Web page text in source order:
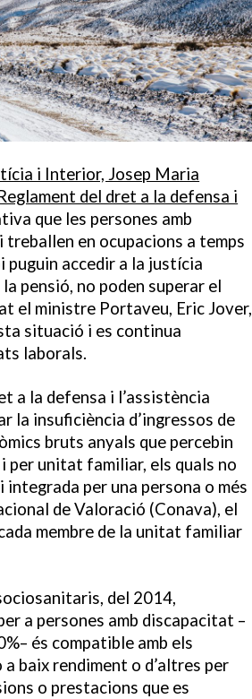
i Interior, Josep Maria
del dret a la defensa i
que les persones amb
en ocupacions a temps
puguin accedir a la justícia
pensió, no poden superar el
el ministre Portaveu, Eric Jover,
situació i es continua
laborals.
a la defensa i l’assistència
la insuficiència d’ingressos de
bruts anyals que percebin
unitat familiar, els quals no
per una persona o més
de Valoració (Conava), el
membre de la unitat familiar
del 2014,
a persones amb discapacitat –
és compatible amb els
baix rendiment o d’altres per
o prestacions que es